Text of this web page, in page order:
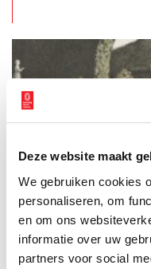
Deze website maakt
We gebruiken cookies
personaliseren, om
en om ons
informatie over uw
partners voor social
waarin dat allerminst
Het Amsterdamse Theater
dan avontuurlijk theater
negentiende eeuw, met
en palmbomen, maar ook
hun act geweren